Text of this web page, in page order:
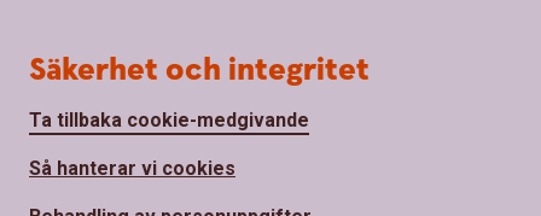
Säkerhet och integritet
Ta tillbaka cookie-medgivande
Så hanterar vi cookies